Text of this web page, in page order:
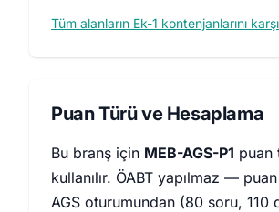
Tüm alanların Ek-1 kontenjanlarını
Puan Türü ve Hesaplama
Bu branş için MEB-AGS-P1 puan
kullanılır. ÖABT yapılmaz —
AGS oturumundan (80 soru, 110